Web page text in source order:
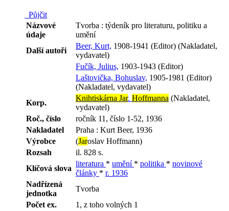
Půjčit
Názvové
údaje
Tvorba : týdeník pro literaturu, politiku a
umění
Další autoři
Beer, Kurt, 1908-1941 (Editor) (Nakladatel,
vydavatel)
Fučík, Julius, 1903-1943 (Editor)
Laštovička, Bohuslav, 1905-1981 (Editor)
(Nakladatel, vydavatel)
Korp.
Knihtiskárna Jar. Hoffmanna (Nakladatel,
vydavatel)
Roč., číslo
ročník 11, číslo 1-52, 1936
Nakladatel
Praha : Kurt Beer, 1936
Výrobce
(Jaroslav Hoffmann)
Rozsah
il. 828 s.
Klíčová slova
literatura * umění * politika * novinové
články * r. 1936
Nadřízená
jednotka
Tvorba
Počet ex.
1, z toho volných 1